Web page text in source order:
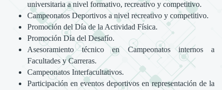
universitaria a nivel formativo, recreativo y competitivo.
Campeonatos Deportivos a nivel recreativo y competitivo.
Promoción del Día de la Actividad Física.
Promoción Día del Desafío.
Asesoramiento técnico en Campeonatos internos a
Facultades y Carreras.
Campeonatos Interfacultativos.
Participación en eventos deportivos en representación de la